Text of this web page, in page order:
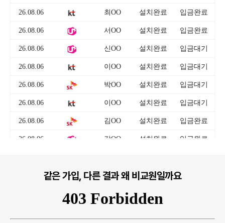
같은 가입, 다른 결과 왜 비교원일까요